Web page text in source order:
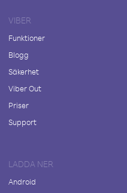
VIBER
Funktioner
Blogg
Säkerhet
Viber Out
Priser
Support
LADDA NER
Android